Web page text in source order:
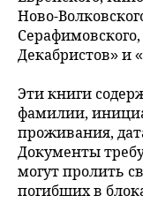
Ново-
Декабристов» и
Эти книги
фамилии,
проживания,
Документы
могут пролить
погибших в